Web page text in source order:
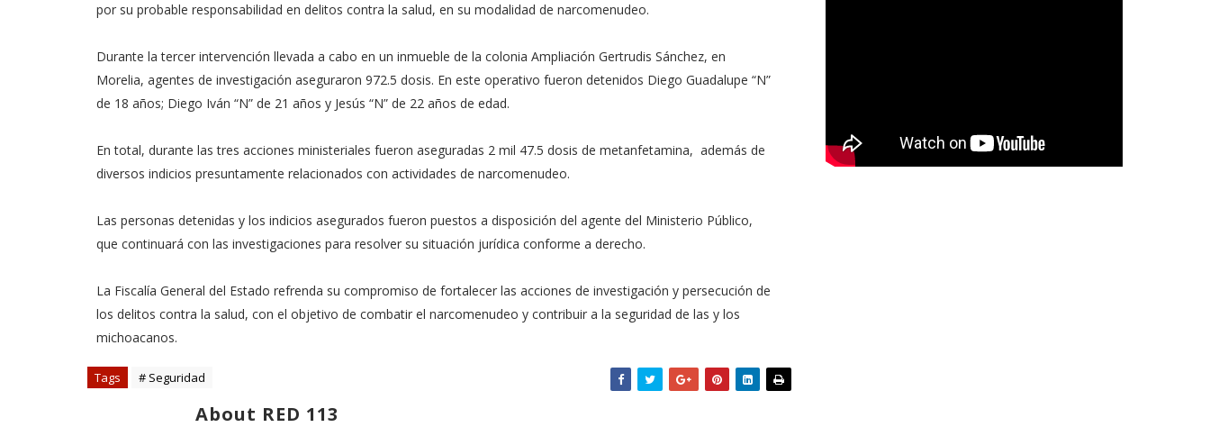
por su probable responsabilidad en delitos contra la salud, en su modalidad de narcomenudeo.
Durante la tercer intervención llevada a cabo en un inmueble de la colonia Ampliación Gertrudis Sánchez, en
Morelia, agentes de investigación aseguraron 972.5 dosis. En este operativo fueron detenidos Diego Guadalupe “N”
de 18 años; Diego Iván “N” de 21 años y Jesús “N” de 22 años de edad.
En total, durante las tres acciones ministeriales fueron aseguradas 2 mil 47.5 dosis de metanfetamina, además de
diversos indicios presuntamente relacionados con actividades de narcomenudeo.
Las personas detenidas y los indicios asegurados fueron puestos a disposición del agente del Ministerio Público,
que continuará con las investigaciones para resolver su situación jurídica conforme a derecho.
La Fiscalía General del Estado refrenda su compromiso de fortalecer las acciones de investigación y persecución de
los delitos contra la salud, con el objetivo de combatir el narcomenudeo y contribuir a la seguridad de las y los
michoacanos.
Tags # Seguridad
About RED 113